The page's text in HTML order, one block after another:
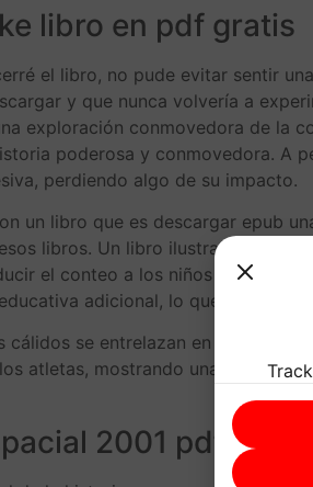
libro en pdf gratis
el libro, no pude evitar sentir
y que nunca volvería a
exploración conmovedora de la
poderosa y conmovedora. A
perdiendo algo de su impacto.
un libro que es descargar epub
libros. Un libro ilustrado
el conteo a los niños
adicional, lo que lo
cálidos se entrelazan en una
atletas, mostrando una faceta
2001 pdf